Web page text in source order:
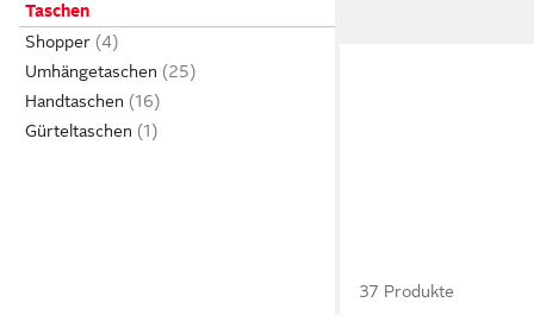
Taschen
Shopper
Umhängetaschen
Handtaschen
Gürteltaschen
37 Produkte